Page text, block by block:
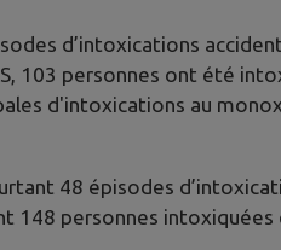
d’intoxications
103 personnes ont été
d'intoxications au
48 épisodes
148 personnes intoxiquées